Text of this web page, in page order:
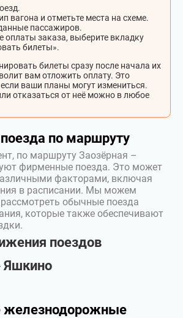
вагона и отметьте места на схеме.
пассажиров.
оплаты заказа, выберите вкладку
билеты».
билеты сразу после начала их
вам отложить оплату. Это
ваши планы могут измениться.
отказаться от неё можно в любое
по маршруту
по маршруту Заозёрная –
фирменные поезда. Это может
факторами, включая
в расписании. Мы можем
обычные поезда
которые также обеспечивают
поездов
Яшкино
железнодорожные